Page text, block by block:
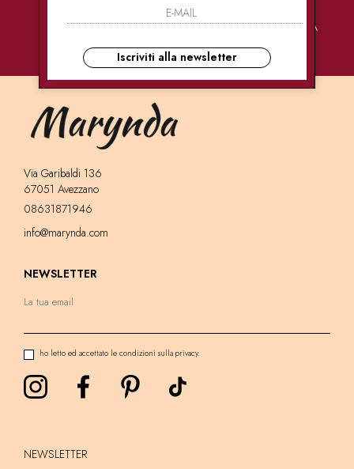
PAGAMENTI
CONSEGNE
ULTRA RAPIDE
ASSISTENZA
Via Garibaldi 136
67051 Avezzano
08631871946
info@marynda.com
NEWSLETTER
ho letto ed accettato le condizioni sulla privacy.
NEWSLETTER
Iscriviti alla newsletter